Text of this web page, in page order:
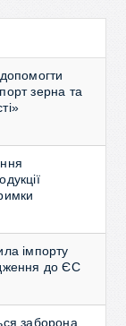
зерна та
імпорту
до ЄС
заборона